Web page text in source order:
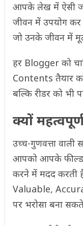
आपके लेख में ऐसी
जीवन में उपयोग
जो उनके जीवन में
हर Blogger को
Contents तैयार
बल्कि रीडर को भी
क्यों
उच्च-गुणवत्ता
आपको आपके
करने में मदद
Valuable,
पर भरोसा बना